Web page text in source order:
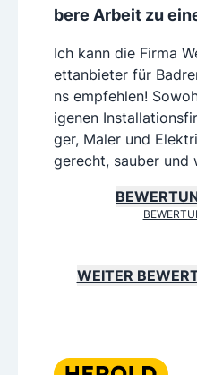
bere Arbeit zu
Ich kann die Firma
ettanbieter für
ns empfehlen!
igenen
ger, Maler und
gerecht, sauber und
WEITER